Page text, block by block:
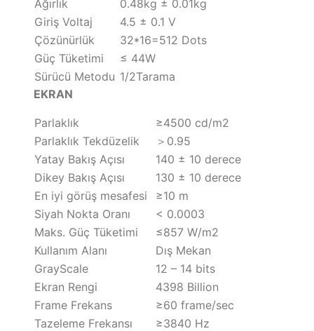
Ağırlık
0.48kg ± 0.01kg
Giriş Voltaj
4.5 ± 0.1 V
Çözünürlük
32*16=512 Dots
Güç Tüketimi
≤ 44W
Sürücü Metodu 1/2Tarama
EKRAN
Parlaklık
≥4500 cd/m2
Parlaklık Tekdüzelik
＞0.95
Yatay Bakış Açısı
140 ± 10 derece
Dikey Bakış Açısı
130 ± 10 derece
En iyi görüş mesafesi
≥10 m
Siyah Nokta Oranı
< 0.0003
Maks. Güç Tüketimi
≤857 W/m2
Kullanım Alanı
Dış Mekan
GrayScale
12 – 14 bits
Ekran Rengi
4398 Billion
Frame Frekans
≥60 frame/sec
Tazeleme Frekansı
≥3840 Hz